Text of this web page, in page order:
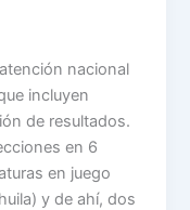
nacional
incluyen
de resultados.
en 6
en juego
y de ahí, dos